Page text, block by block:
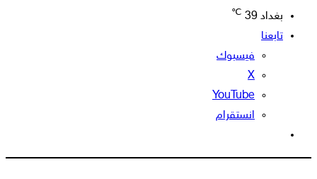
بغداد 39
℃
تابعنا
فيسبوك
‫X
‫YouTube
انستقرام
المظلم